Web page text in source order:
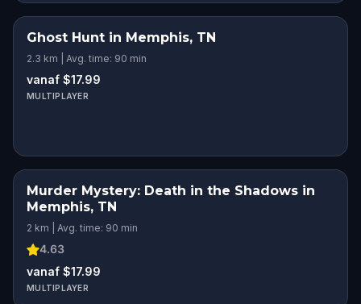
Ghost Hunt in Memphis, TN
2.3 km | Avg. time: 90 min
vanaf $17.99
MULTIPLAYER
Murder Mystery: Death in the Shadows in
Memphis, TN
2 km | Avg. time: 90 min
4.63
vanaf $17.99
MULTIPLAYER